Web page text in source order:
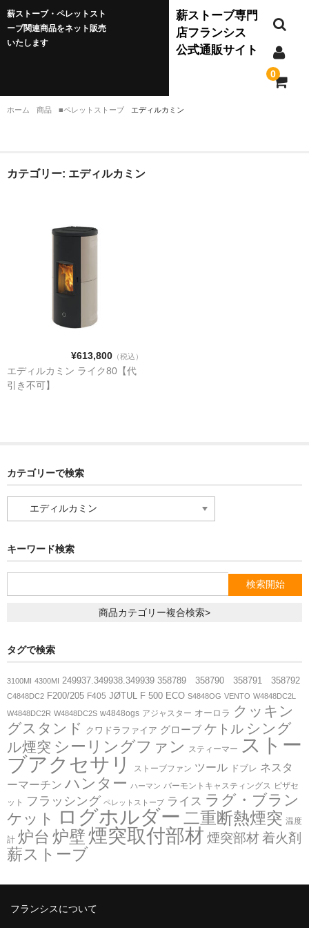
薪ストーブ・ペレットスト
ーブ関連商品をネット販売
いたします
薪ストーブ専門
店フランシス
公式通販サイト
0
JØTUL(ヨツール)
ドブレ
オーロラ
Stûv(ストゥブ)
ハーマン(ペレットストーブ)
エディルカミン
煙突関連
ホーム 商品 ■ペレットストーブ エディルカミン
カテゴリー: エディルカミン
¥613,800（税込）
エディルカミン ライク80【代
引き不可】
カテゴリーで検索
リ
で
キーワード検索
商品カテゴリー複合検索>
タグで検索
3100MI 4300MI 249937.349938.349939 358789 358790 358791 358792
C4848DC2 F200/205 F405 JØTUL F 500 ECO S4848OG VENTO W4848DC2L
W4848DC2R W4848DC2S w4848ogs アジャスター オーロラ クッキン
グスタンド クワドラファイア グローブ ケトル シング
ル煙突 シーリングファン スティーマー
ストー
ブアクセサリ
ストーブファン ツール ドブレ ネスタ
ーマーチン ハンター ハーマン バーモントキャスティングス ピザセ
ット
フラッシング ペレットストーブ ライス ラグ・ブラン
ケット
ログホルダー 二重断熱煙突 温度
計 炉台 炉壁煙突取付部材 煙突部材着火剤
薪ストーブ
フランシスについて